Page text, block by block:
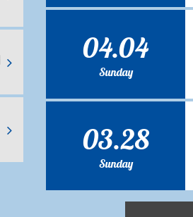
04.04
Sunday
03.28
Sunday